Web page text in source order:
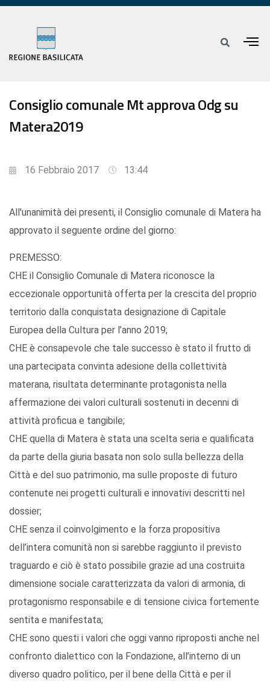
Consiglio comunale Mt approva Odg su
Matera2019
16 Febbraio 2017 13:44
All'unanimità dei presenti, il Consiglio comunale di Matera ha
approvato il seguente ordine del giorno:
PREMESSO:
CHE il Consiglio Comunale di Matera riconosce la
eccezionale opportunità offerta per la crescita del proprio
territorio dalla conquistata designazione di Capitale
Europea della Cultura per l’anno 2019;
CHE è consapevole che tale successo è stato il frutto di
una partecipata convinta adesione della collettività
materana, risultata determinante protagonista nella
affermazione dei valori culturali sostenuti in decenni di
attività proficua e tangibile;
CHE quella di Matera è stata una scelta seria e qualificata
da parte della giuria basata non solo sulla bellezza della
Città e del suo patrimonio, ma sulle proposte di futuro
contenute nei progetti culturali e innovativi descritti nel
dossier;
CHE senza il coinvolgimento e la forza propositiva
dell’intera comunità non si sarebbe raggiunto il previsto
traguardo e ciò è stato possibile grazie ad una costruita
dimensione sociale caratterizzata da valori di armonia, di
protagonismo responsabile e di tensione civica fortemente
sentita e manifestata;
CHE sono questi i valori che oggi vanno riproposti anche nel
confronto dialettico con la Fondazione, all’interno di un
diverso quadro politico, per il bene della Città e per il